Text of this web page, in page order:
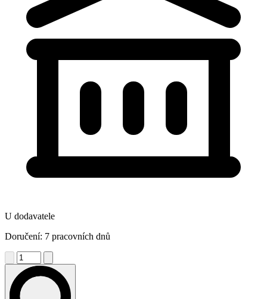
U dodavatele
Doručení: 7 pracovních dnů